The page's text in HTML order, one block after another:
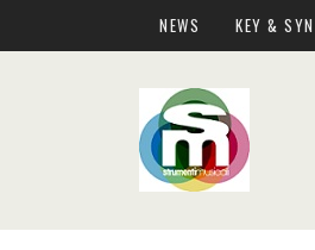
NEWS KEY &